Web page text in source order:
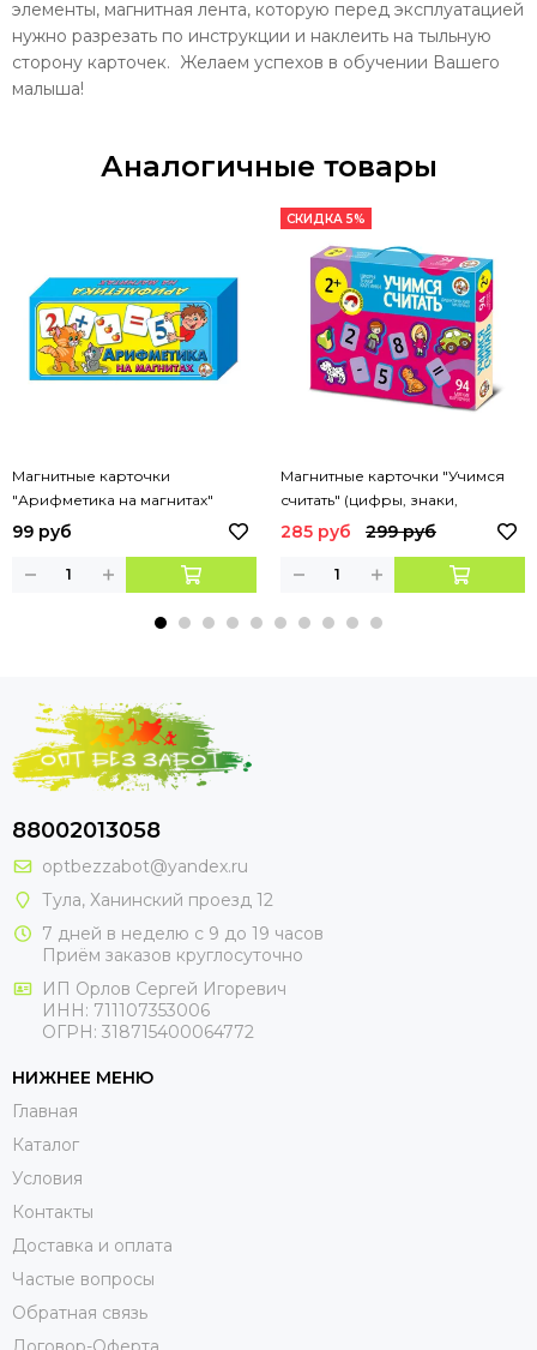
элементы, магнитная лента, которую перед эксплуатацией
нужно разрезать по инструкции и наклеить на тыльную
сторону карточек. Желаем успехов в обучении Вашего
малыша!
Аналогичные товары
Магнитные карточки
"Арифметика на магнитах"
99 руб
СКИДКА 5%
Магнитные карточки "Учимся
считать" (цифры, знаки,
картинки, мягк.) 94 эл
285 руб 299 руб
88002013058
optbezzabot@yandex.ru
Тула, Ханинский проезд 12
7 дней в неделю с 9 до 19 часов
Приём заказов круглосуточно
ИП Орлов Сергей Игоревич
ИНН: 711107353006
ОГРН: 318715400064772
НИЖНЕЕ МЕНЮ
Главная
Каталог
Условия
Контакты
Доставка и оплата
Частые вопросы
Обратная связь